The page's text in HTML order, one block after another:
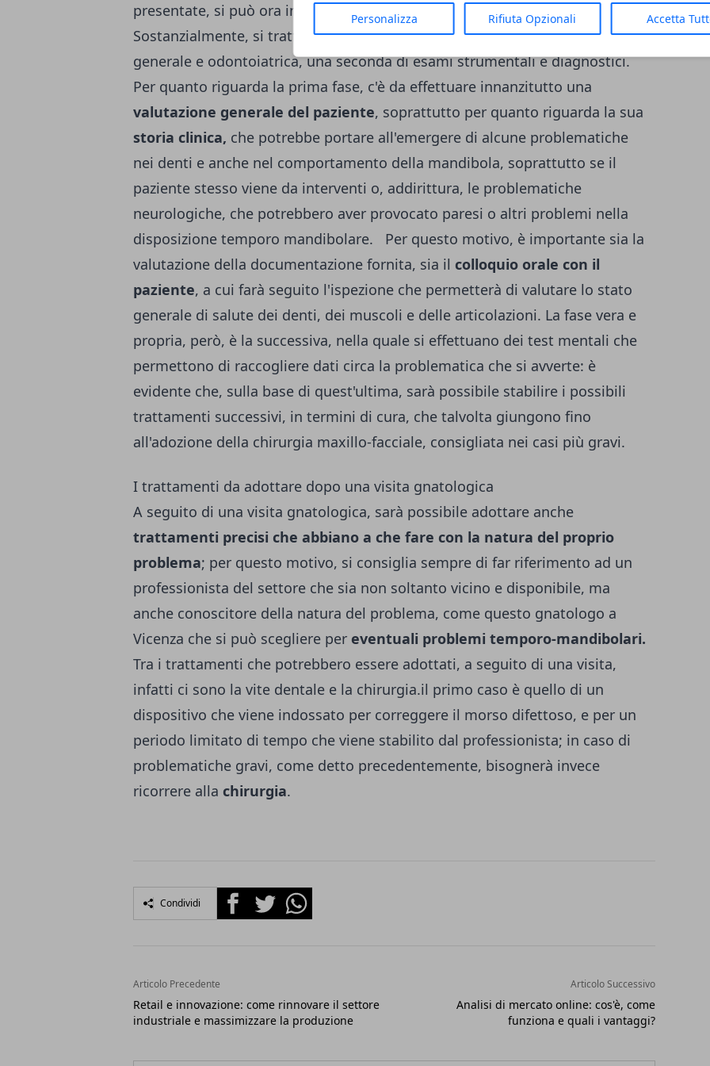
Personalizza Rifiuta Opzionali Accetta
presentate, si può ora indicarecome si svolge una visita gnatologica.
Sostanzialmente, si tratta di due fasi fondamentali: una prima di anamnesi
generale e odontoiatrica, una seconda di esami strumentali e diagnostici.
Per quanto riguarda la prima fase, c'è da effettuare innanzitutto una
valutazione generale del paziente, soprattutto per quanto riguarda la sua
storia clinica, che potrebbe portare all'emergere di alcune problematiche
nei denti e anche nel comportamento della mandibola, soprattutto se il
paziente stesso viene da interventi o, addirittura, le problematiche
neurologiche, che potrebbero aver provocato paresi o altri problemi nella
disposizione temporo mandibolare. Per questo motivo, è importante sia la
valutazione della documentazione fornita, sia il colloquio orale con il
paziente, a cui farà seguito l'ispezione che permetterà di valutare lo stato
generale di salute dei denti, dei muscoli e delle articolazioni. La fase vera e
propria, però, è la successiva, nella quale si effettuano dei test mentali che
permettono di raccogliere dati circa la problematica che si avverte: è
evidente che, sulla base di quest'ultima, sarà possibile stabilire i possibili
trattamenti successivi, in termini di cura, che talvolta giungono fino
all'adozione della chirurgia maxillo-facciale, consigliata nei casi più gravi.
I trattamenti da adottare dopo una visita gnatologica
A seguito di una visita gnatologica, sarà possibile adottare anche
trattamenti precisi che abbiano a che fare con la natura del proprio
problema; per questo motivo, si consiglia sempre di far riferimento ad un
professionista del settore che sia non soltanto vicino e disponibile, ma
anche conoscitore della natura del problema, come questo gnatologo a
Vicenza che si può scegliere per eventuali problemi temporo-mandibolari.
Tra i trattamenti che potrebbero essere adottati, a seguito di una visita,
infatti ci sono la vite dentale e la chirurgia.il primo caso è quello di un
dispositivo che viene indossato per correggere il morso difettoso, e per un
periodo limitato di tempo che viene stabilito dal professionista; in caso di
problematiche gravi, come detto precedentemente, bisognerà invece
ricorrere alla chirurgia.
Condividi FacebookTwitterWhatsapp
Articolo Precedente
Retail e innovazione: come rinnovare il settore
industriale e massimizzare la produzione
Articolo Successivo
Analisi di mercato online: cos'è, come
funziona e quali i vantaggi?